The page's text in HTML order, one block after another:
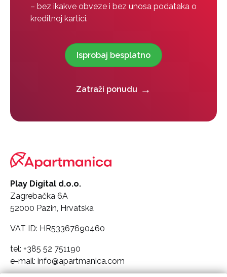
– bez ikakve obveze i bez unosa podataka o
kreditnoj kartici.
Isprobaj besplatno
Zatraži ponudu
Play Digital d.o.o.
Zagrebačka 6A
52000 Pazin, Hrvatska
VAT ID: HR53367690460
tel: +385 52 751190
e-mail: info@apartmanica.com